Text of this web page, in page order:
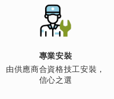
專業安裝
由供應商合資格技工安裝，
信心之選